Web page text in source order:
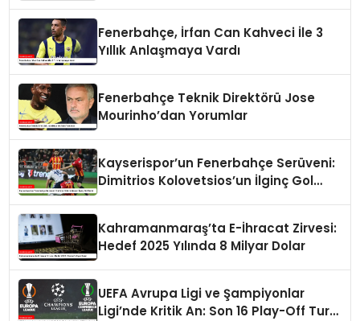
Fenerbahçe, İrfan Can Kahveci İle 3
Yıllık Anlaşmaya Vardı
Fenerbahçe Teknik Direktörü Jose
Mourinho’dan Yorumlar
Kayserispor’un Fenerbahçe Serüveni:
Dimitrios Kolovetsios’un İlginç Gol
Kahramanmaraş’ta E-İhracat Zirvesi:
Hedef 2025 Yılında 8 Milyar Dolar
UEFA Avrupa Ligi ve Şampiyonlar
Ligi’nde Kritik An: Son 16 Play-Off Turu